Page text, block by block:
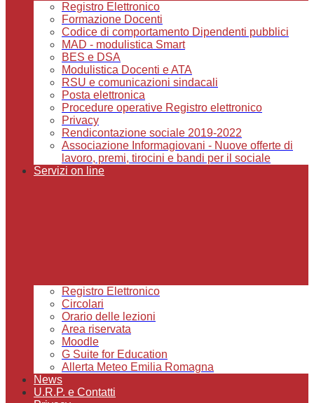
Registro Elettronico
Formazione Docenti
Codice di comportamento Dipendenti pubblici
MAD - modulistica Smart
BES e DSA
Modulistica Docenti e ATA
RSU e comunicazioni sindacali
Posta elettronica
Procedure operative Registro elettronico
Privacy
Rendicontazione sociale 2019-2022
Associazione Informagiovani - Nuove offerte di
lavoro, premi, tirocini e bandi per il sociale
Servizi on line
Registro Elettronico
Circolari
Orario delle lezioni
Area riservata
Moodle
G Suite for Education
Allerta Meteo Emilia Romagna
News
U.R.P. e Contatti